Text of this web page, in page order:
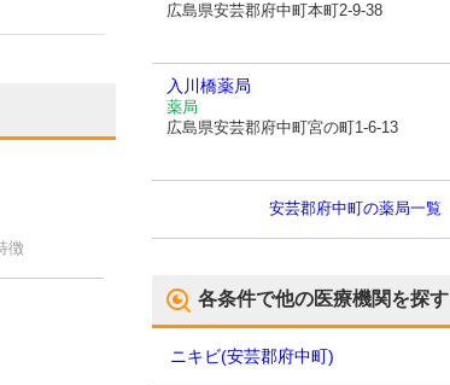
徴
広島県安芸郡府中町本町2-9-38
入川橋薬局
薬局
広島県安芸郡府中町宮の町1-6-13
安芸郡府中町の薬局一覧
各条件で他の医療機関を探す
ニキビ(安芸郡府中町)